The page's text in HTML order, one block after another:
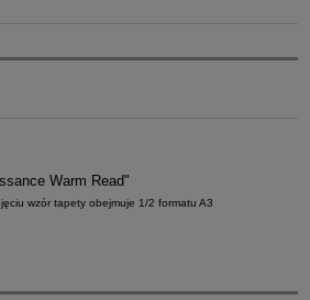
Warm Read"
wzór tapety obejmuje 1/2 formatu A3